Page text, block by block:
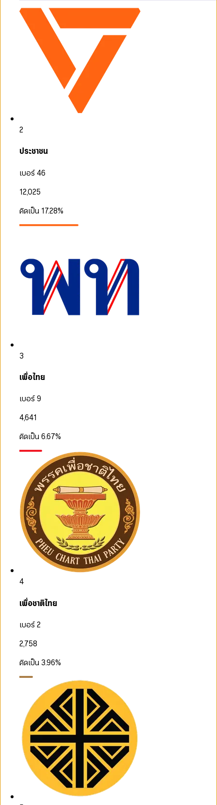
2
ประชาชน
เบอร์ 46
12,025
คิดเป็น 17.28%
3
เพื่อไทย
เบอร์ 9
4,641
คิดเป็น6.67%
4
เพื่อชาติไทย
เบอร์ 2
2,758
คิดเป็น 3.96%